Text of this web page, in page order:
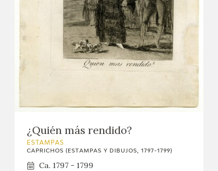
¿Quién más rendido?
ESTAMPAS
CAPRICHOS (ESTAMPAS Y DIBUJOS, 1797-1799)
Ca. 1797 - 1799